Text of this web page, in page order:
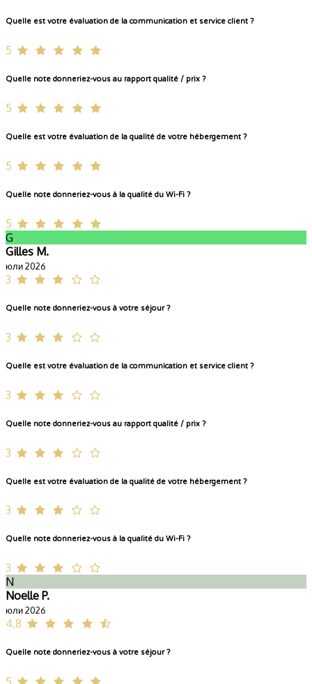
Quelle est votre évaluation de la communication et service client ?
5
Quelle note donneriez-vous au rapport qualité / prix ?
5
Quelle est votre évaluation de la qualité de votre hébergement ?
5
Quelle note donneriez-vous à la qualité du Wi-Fi ?
5
G
Gilles M.
юли 2026
3
Quelle note donneriez-vous à votre séjour ?
3
Quelle est votre évaluation de la communication et service client ?
3
Quelle note donneriez-vous au rapport qualité / prix ?
3
Quelle est votre évaluation de la qualité de votre hébergement ?
3
Quelle note donneriez-vous à la qualité du Wi-Fi ?
3
N
Noelle P.
юли 2026
4,8
Quelle note donneriez-vous à votre séjour ?